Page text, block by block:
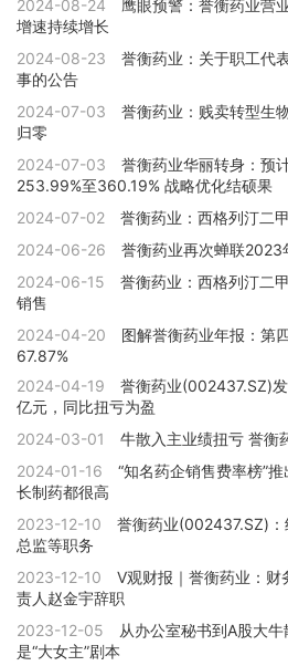
2024-08-24
鹰眼预警：誉衡药业营
增速持续增长
2024-08-23
誉衡药业：关于职工代
事的公告
2024-07-03
誉衡药业：贱卖转型生
归零
2024-07-03
誉衡药业华丽转身：预
253.99%至360.19% 战略优化结硕果
2024-07-02
誉衡药业：西格列汀二
2024-06-26
誉衡药业再次蝉联2023
2024-06-15
誉衡药业：西格列汀二
销售
2024-04-20
图解誉衡药业年报：第
67.87%
2024-04-19
誉衡药业(002437.SZ)
亿元，同比扭亏为盈
2024-03-01
牛散入主业绩扭亏 誉衡
2024-01-16
“知名药企销售费率榜”
长制药都很高
2023-12-10
誉衡药业(002437.SZ)
总监等职务
2023-12-10
V观财报｜誉衡药业：财
责人赵金宇辞职
2023-12-05
从办公室秘书到A股大
是“大女主”剧本